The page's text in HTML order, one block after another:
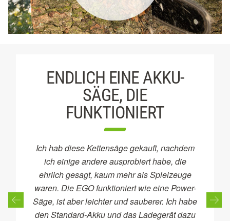
ENDLICH EINE AKKU-
SÄGE, DIE
FUNKTIONIERT
Ich hab diese Kettensäge gekauft, nachdem
ich einige andere ausprobiert habe, die
ehrlich gesagt, kaum mehr als Spielzeuge
waren. Die EGO funktioniert wie eine Power-
Säge, ist aber leichter und sauberer. Ich habe
den Standard-Akku und das Ladegerät dazu